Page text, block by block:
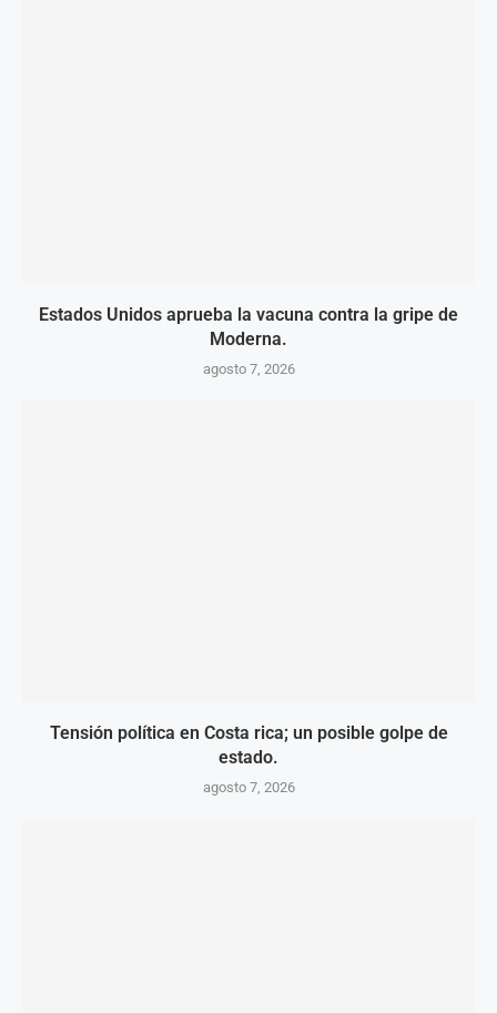
Estados Unidos aprueba la vacuna contra la gripe de
Moderna.
agosto 7, 2026
Tensión política en Costa rica; un posible golpe de
estado.
agosto 7, 2026